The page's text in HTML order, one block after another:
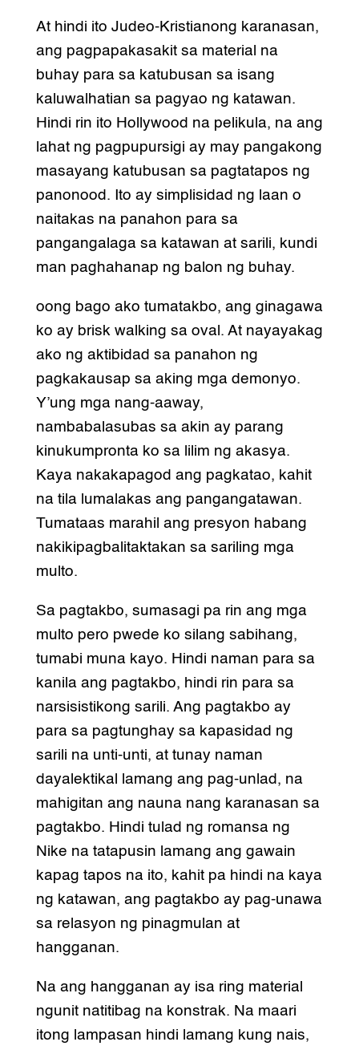
At hindi ito Judeo-Kristianong karanasan,
ang pagpapakasakit sa material na
buhay para sa katubusan sa isang
kaluwalhatian sa pagyao ng katawan.
Hindi rin ito Hollywood na pelikula, na ang
lahat ng pagpupursigi ay may pangakong
masayang katubusan sa pagtatapos ng
panonood. Ito ay simplisidad ng laan o
naitakas na panahon para sa
pangangalaga sa katawan at sarili, kundi
man paghahanap ng balon ng buhay.
oong bago ako tumatakbo, ang ginagawa
ko ay brisk walking sa oval. At nayayakag
ako ng aktibidad sa panahon ng
pagkakausap sa aking mga demonyo.
Y’ung mga nang-aaway,
nambabalasubas sa akin ay parang
kinukumpronta ko sa lilim ng akasya.
Kaya nakakapagod ang pagkatao, kahit
na tila lumalakas ang pangangatawan.
Tumataas marahil ang presyon habang
nakikipagbalitaktakan sa sariling mga
multo.
Sa pagtakbo, sumasagi pa rin ang mga
multo pero pwede ko silang sabihang,
tumabi muna kayo. Hindi naman para sa
kanila ang pagtakbo, hindi rin para sa
narsisistikong sarili. Ang pagtakbo ay
para sa pagtunghay sa kapasidad ng
sarili na unti-unti, at tunay naman
dayalektikal lamang ang pag-unlad, na
mahigitan ang nauna nang karanasan sa
pagtakbo. Hindi tulad ng romansa ng
Nike na tatapusin lamang ang gawain
kapag tapos na ito, kahit pa hindi na kaya
ng katawan, ang pagtakbo ay pag-unawa
sa relasyon ng pinagmulan at
hangganan.
Na ang hangganan ay isa ring material
ngunit natitibag na konstrak. Na maari
itong lampasan hindi lamang kung nais,